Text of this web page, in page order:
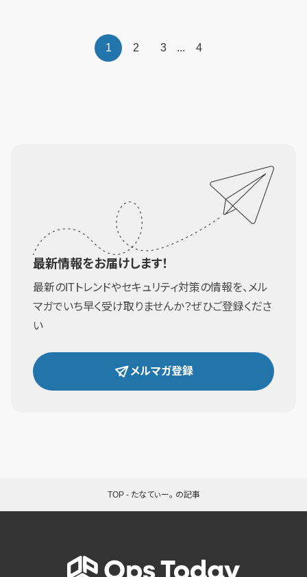
1 2 3 ... 4
最新情報をお届けします！
最新のITトレンドやセキュリティ対策の情報を、メル
マガでいち早く受け取りませんか？ぜひご登録くださ
い
メルマガ登録
TOP- たなてぃー。 の記事